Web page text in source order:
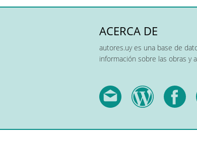
ACERCA DE
autores.uy es una base de
información sobre las obras y